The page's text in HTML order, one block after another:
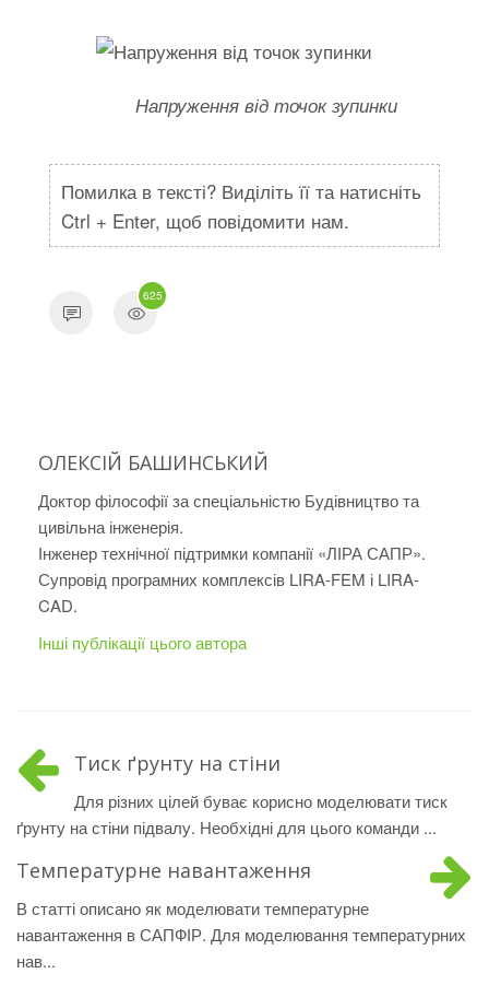
Напруження від точок зупинки
Помилка в тексті? Виділіть її та натисніть
Ctrl + Enter, щоб повідомити нам.
625
ОЛЕКСІЙ БАШИНСЬКИЙ
Доктор філософії за спеціальністю Будівництво та
цивільна інженерія.
Інженер технічної підтримки компанії «ЛІРА САПР».
Супровід програмних комплексів LIRA-FEM і LIRA-
CAD.
Інші публікації цього автора
Тиск ґрунту на стіни
Для різних цілей буває корисно моделювати тиск
ґрунту на стіни підвалу. Необхідні для цього команди ...
Температурне навантаження
В статті описано як моделювати температурне
навантаження в САПФІР. Для моделювання температурних
нав...